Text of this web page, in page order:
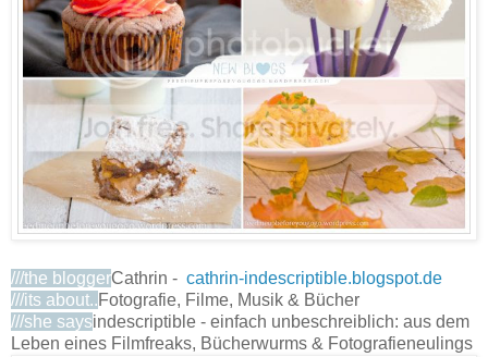
///the bloggerCathrin - cathrin-indescriptible.blogspot.de
///its about..Fotografie, Filme, Musik & Bücher
///she saysindescriptible - einfach unbeschreiblich: aus dem
Leben eines Filmfreaks, Bücherwurms & Fotografieneulings